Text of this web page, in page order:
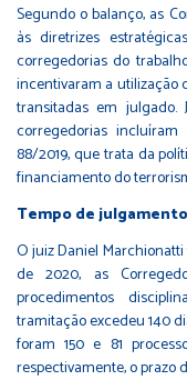
Segundo o balanço, as
às diretrizes
corregedorias do
incentivaram a utilização
transitadas em
corregedorias
88/2019, que trata da
financiamento do
Tempo de julgamento
O juiz Daniel
de 2020, as
procedimentos
tramitação excedeu 140
foram 150 e 81
respectivamente, o prazo